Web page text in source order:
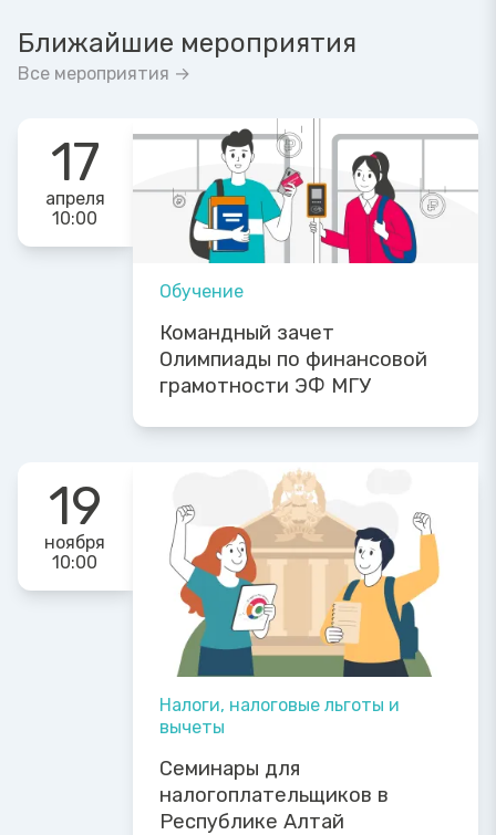
Ближайшие мероприятия
Все мероприятия →
17
апреля
10:00
Обучение
Командный зачет
Олимпиады по финансовой
грамотности ЭФ МГУ
19
ноября
10:00
Налоги, налоговые льготы и
вычеты
Семинары для
налогоплательщиков в
Республике Алтай